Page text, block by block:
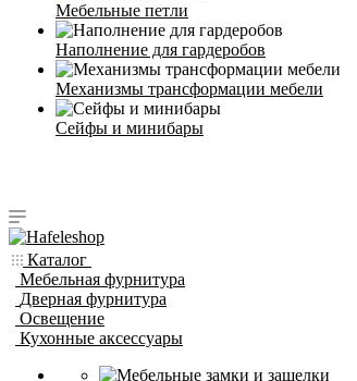
Мебельные петли
Наполнение для гардеробов
Механизмы трансформации мебели
Сейфы и минибары
Каталог
Мебельная фурнитура
Дверная фурнитура
Освещение
Кухонные аксессуары